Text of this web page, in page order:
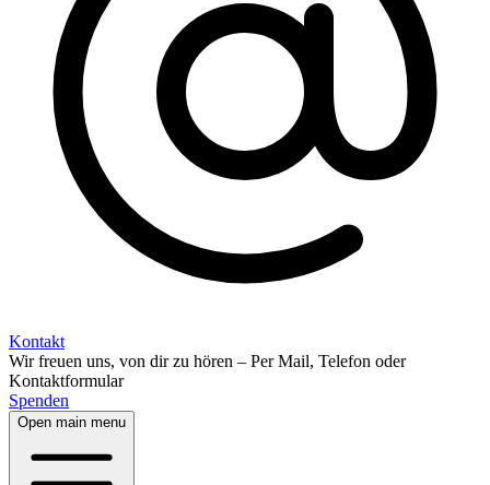
Kontakt
Wir freuen uns, von dir zu hören – Per Mail, Telefon oder
Kontaktformular
Spenden
Open main menu